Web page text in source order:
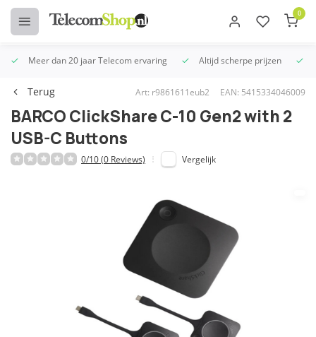
0
Meer dan 20 jaar Telecom ervaring Altijd scherpe prijzen
Terug Art: r9861611eub2 EAN: 5415334046009
BARCO ClickShare C-10 Gen2 with 2
USB-C Buttons
0/10 (0 Reviews) Vergelijk